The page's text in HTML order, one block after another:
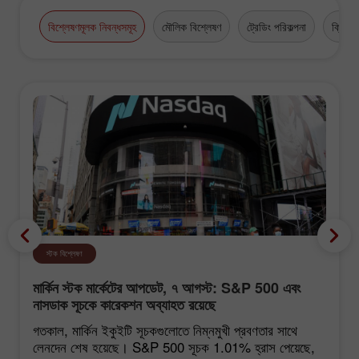
বিশ্লেষণমূলক নিবন্ধসমূহ মৌলিক বিশ্লেষণ ট্রেডিং পরিকল্পনা
স্টক বিশ্লেষণ
মার্কিন স্টক মার্কেটের আপডেট, ৭ আগস্ট: S&P 500 এবং
নাসডাক সূচকে কারেকশন অব্যাহত রয়েছে
গতকাল, মার্কিন ইকুইটি সূচকগুলোতে নিম্নমুখী প্রবণতার সাথে
লেনদেন শেষ হয়েছে। S&P 500 সূচক 1.01% হ্রাস পেয়েছে,